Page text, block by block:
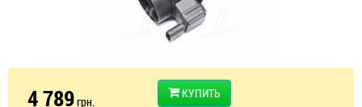
4 789грн.
КУПИТЬ